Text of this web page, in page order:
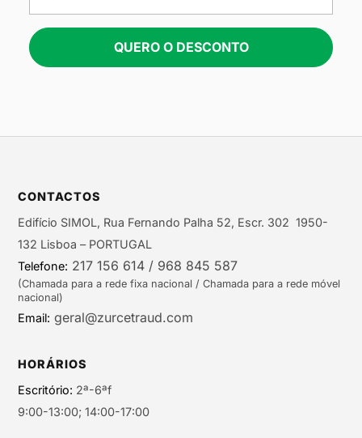
QUERO O DESCONTO
CONTACTOS
Edifício SIMOL, Rua Fernando Palha 52, Escr. 302 1950-
132 Lisboa – PORTUGAL
Telefone: 217 156 614 / 968 845 587
(Chamada para a rede fixa nacional / Chamada para a rede móvel
nacional)
Email: geral@zurcetraud.com
HORÁRIOS
Escritório: 2ª-6ªf
9:00-13:00; 14:00-17:00